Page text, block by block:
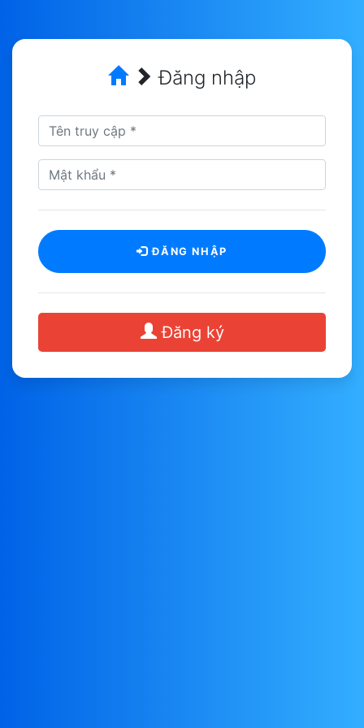
Đăng nhập
ĐĂNG NHẬP
Đăng ký